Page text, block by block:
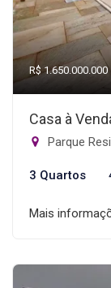
R$ 1.650.000.000
Casa à
Parque
3 Quartos
Mais